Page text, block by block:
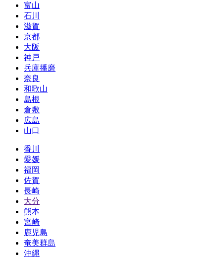
富山
石川
滋賀
京都
大阪
神戸
兵庫播磨
奈良
和歌山
島根
倉敷
広島
山口
香川
愛媛
福岡
佐賀
長崎
大分
熊本
宮崎
鹿児島
奄美群島
沖縄